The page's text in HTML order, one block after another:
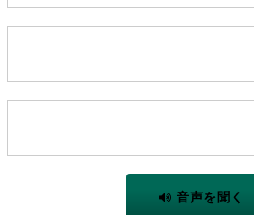
音声を聞く